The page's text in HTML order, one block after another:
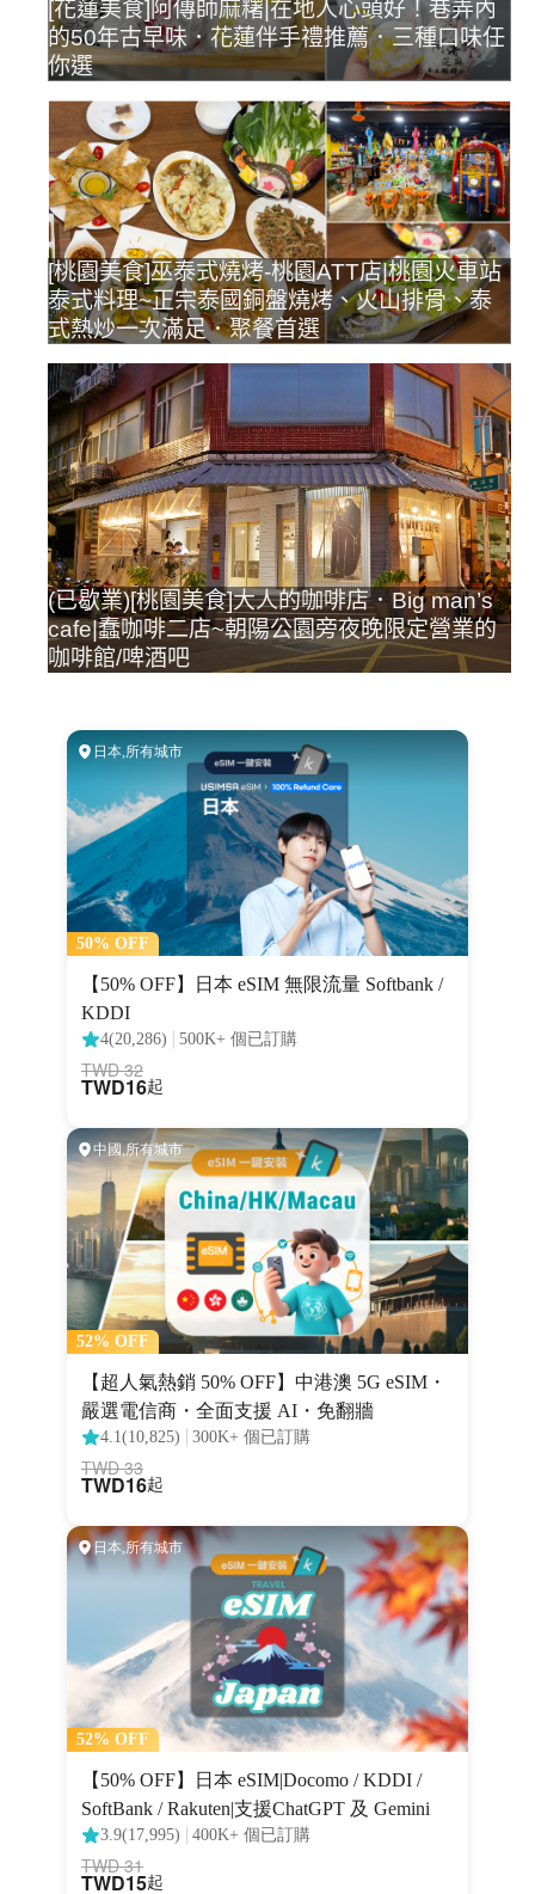
[花蓮美食]阿傳師麻糬|在地人心頭好！巷弄內
的50年古早味．花蓮伴手禮推薦．三種口味任
你選
[桃園美食]巫泰式燒烤-桃園ATT店|桃園火車站
泰式料理~正宗泰國銅盤燒烤、火山排骨、泰
式熱炒一次滿足．聚餐首選
(已歇業)[桃園美食]大人的咖啡店．Big man’s
cafe|蠢咖啡二店~朝陽公園旁夜晚限定營業的
咖啡館/啤酒吧